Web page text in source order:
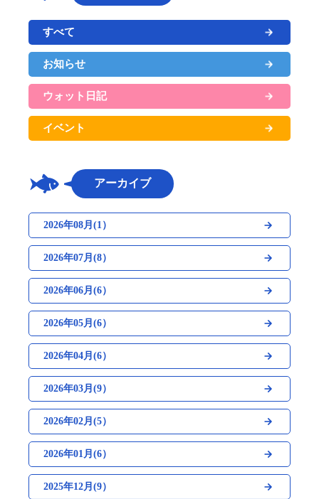
すべて
お知らせ
ウォット日記
イベント
アーカイブ
2026年08月(1）
2026年07月(8）
2026年06月(6）
2026年05月(6）
2026年04月(6）
2026年03月(9）
2026年02月(5）
2026年01月(6）
2025年12月(9）